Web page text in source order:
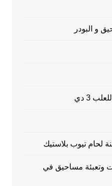
و البودر
3 دي
لحام تيوب بلاستيك
وتعبئة مساحيق في